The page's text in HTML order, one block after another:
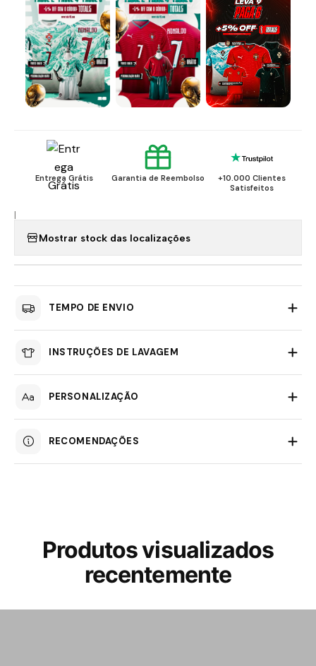
Entrega Grátis Garantia de Reembolso
+10.000 Clientes
Satisfeitos
|
Mostrar stock das localizações
TEMPO DE ENVIO
INSTRUÇÕES DE LAVAGEM
PERSONALIZAÇÃO
RECOMENDAÇÕES
Produtos visualizados
recentemente